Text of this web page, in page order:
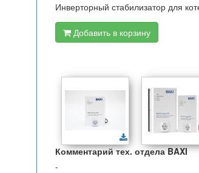
Инверторный стабилизатор для
Добавить в корзину
Комментарий тех. отдела BAXI
-